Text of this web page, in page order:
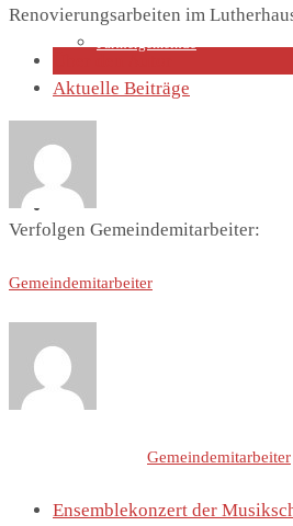
Partnergemeinde
Predigten
St. Marien
Renovierungsarbeiten im
Aktuelle Beiträge
Verfolgen Gemeindemitarbeiter:
Gemeindemitarbeiter
Gemeindemitarbeiter
Ensemblekonzert der